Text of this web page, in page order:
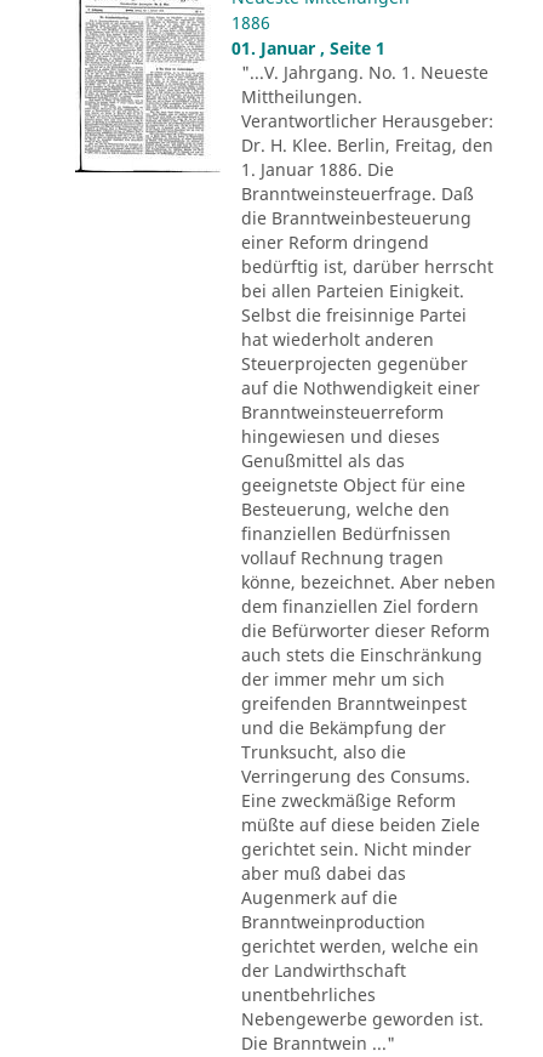
1886
01. Januar , Seite 1
"...V. Jahrgang. No. 1. Neueste
Mittheilungen.
Verantwortlicher Herausgeber:
Dr. H. Klee. Berlin, Freitag, den
1. Januar 1886. Die
Branntweinsteuerfrage. Daß
die Branntweinbesteuerung
einer Reform dringend
bedürftig ist, darüber herrscht
bei allen Parteien Einigkeit.
Selbst die freisinnige Partei
hat wiederholt anderen
Steuerprojecten gegenüber
auf die Nothwendigkeit einer
Branntweinsteuerreform
hingewiesen und dieses
Genußmittel als das
geeignetste Object für eine
Besteuerung, welche den
finanziellen Bedürfnissen
vollauf Rechnung tragen
könne, bezeichnet. Aber neben
dem finanziellen Ziel fordern
die Befürworter dieser Reform
auch stets die Einschränkung
der immer mehr um sich
greifenden Branntweinpest
und die Bekämpfung der
Trunksucht, also die
Verringerung des Consums.
Eine zweckmäßige Reform
müßte auf diese beiden Ziele
gerichtet sein. Nicht minder
aber muß dabei das
Augenmerk auf die
Branntweinproduction
gerichtet werden, welche ein
der Landwirthschaft
unentbehrliches
Nebengewerbe geworden ist.
Die Branntwein ..."